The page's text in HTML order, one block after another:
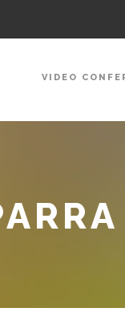
VIDEO